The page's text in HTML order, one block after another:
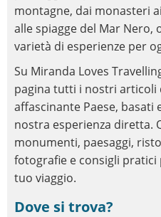
montagne, dai monasteri
alle spiagge del Mar
varietà di esperienze per
Su Miranda Loves
pagina tutti i nostri articoli
affascinante Paese, basati
nostra esperienza diretta.
monumenti, paesaggi,
fotografie e consigli pratici
tuo viaggio.
Dove si trova?